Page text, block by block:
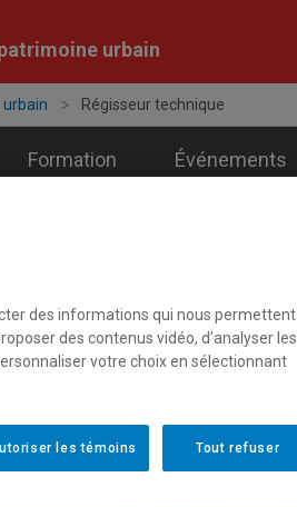
urbain
Régisseur technique
Formation Événements
des informations qui nous permettent
des contenus vidéo, d’analyser les
votre choix en sélectionnant
Tout refuser
les témoins